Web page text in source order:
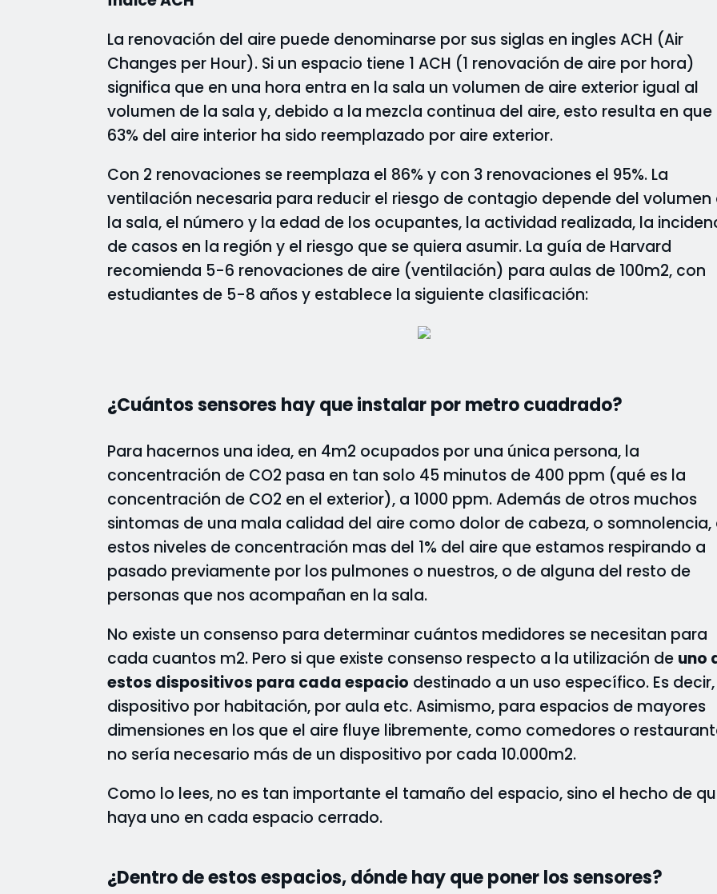
La renovación del aire puede denominarse por sus siglas en ingles ACH (Air
Changes per Hour). Si un espacio tiene 1 ACH (1 renovación de aire por hora)
significa que en una hora entra en la sala un volumen de aire exterior igual al
volumen de la sala y, debido a la mezcla continua del aire, esto resulta en que
63% del aire interior ha sido reemplazado por aire exterior.
Con 2 renovaciones se reemplaza el 86% y con 3 renovaciones el 95%. La
ventilación necesaria para reducir el riesgo de contagio depende del volumen
la sala, el número y la edad de los ocupantes, la actividad realizada, la
de casos en la región y el riesgo que se quiera asumir. La guía de Harvard
recomienda 5-6 renovaciones de aire (ventilación) para aulas de 100m2, con
estudiantes de 5-8 años y establece la siguiente clasificación:
¿Cuántos sensores hay que instalar por metro cuadrado?
Para hacernos una idea, en 4m2 ocupados por una única persona, la
concentración de CO2 pasa en tan solo 45 minutos de 400 ppm (qué es la
concentración de CO2 en el exterior), a 1000 ppm. Además de otros muchos
sintomas de una mala calidad del aire como dolor de cabeza, o somnolencia,
estos niveles de concentración mas del 1% del aire que estamos respirando a
pasado previamente por los pulmones o nuestros, o de alguna del resto de
personas que nos acompañan en la sala.
No existe un consenso para determinar cuántos medidores se necesitan para
cada cuantos m2. Pero si que existe consenso respecto a la utilización de uno
estos dispositivos para cada espacio destinado a un uso específico. Es
dispositivo por habitación, por aula etc. Asimismo, para espacios de mayores
dimensiones en los que el aire fluye libremente, como comedores o
no sería necesario más de un dispositivo por cada 10.000m2.
Como lo lees, no es tan importante el tamaño del espacio, sino el hecho de
haya uno en cada espacio cerrado.
¿Dentro de estos espacios, dónde hay que poner los sensores?